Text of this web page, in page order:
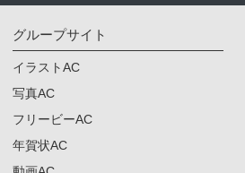
グループサイト
イラストAC
写真AC
フリービーAC
年賀状AC